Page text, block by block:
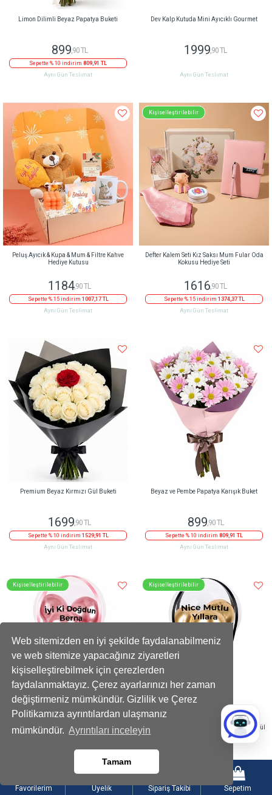
Web sitemizden en iyi şekilde faydalanabilmeniz
ve web sitemize yapacağınız ziyaretleri
kişiselleştirebilmek için çerezlerden
faydalanmaktayız. Çerez ayarlarınızı her zaman
değiştirmeniz mümkündür. Gizlilik ve Çerez
Politikamıza ayrıntılardan ulaşmanız
mümkündür. Ayrıntıları inceleyin
Tamam
Limon Dilimli Beyaz Papatya Buketi
899,90 TL
Sepette % 10 indirim 809,91 TL
Aynı Gün Teslimat
Dev Kalp Kutuda Mini Ayıcıklı Gourmet
1999 ,90 TL
Aynı Gün Teslimat
Peluş Ayıcık & Kupa & Mum & Filtre Kahve
Hediye Kutusu
1184,90 TL
Sepette % 15 indirim 1007,17 TL
Aynı Gün Teslimat
Kişiselleştirilebilir
Defter Kalem Seti Kız Saksı Mum Fular Oda
Kokusu Hediye Seti
1616,90 TL
Sepette % 15 indirim 1374,37 TL
Aynı Gün Teslimat
Premium Beyaz Kırmızı Gül Buketi
1699 ,90 TL
Sepette % 10 indirim 1529,91 TL
Aynı Gün Teslimat
Beyaz ve Pembe Papatya Karışık Buket
899,90 TL
Sepette % 10 indirim 809,91 TL
Aynı Gün Teslimat
Kişiselleştirilebilir
Balonlu Gold Fındıklı Çikolatalı Pembe Kutu
Sepette 100 TL indirim
Kişiselleştirilebilir
Balonlu Kalpli Çikolatalı Kutuda Kırmızı Gül
Favorilerim Üyelik Sipariş Takibi Sepetim